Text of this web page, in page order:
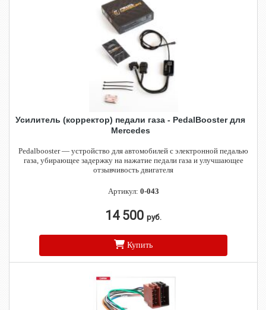
Усилитель (корректор) педали газа - PedalBooster для
Mercedes
Pedalbooster — устройство для автомобилей с электронной педалью
газа, убирающее задержку на нажатие педали газа и улучшающее
отзывчивость двигателя
Артикул: 0-043
14 500 руб.
Купить